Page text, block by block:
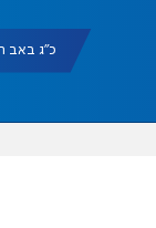
כ"ג באב תשפ"ו